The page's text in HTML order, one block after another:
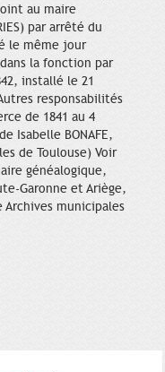
au maire
par arrêté du
le même jour
la fonction par
installé le 21
responsabilités
de 1841 au 4
Isabelle BONAFE,
de Toulouse) Voir
généalogique,
Garonne et Ariège,
Archives municipales